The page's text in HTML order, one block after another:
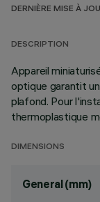
DERNIÈRE MISE À
DESCRIPTION
Appareil
optique garantit
plafond. Pour
thermoplastique
DIMENSIONS
General (mm)